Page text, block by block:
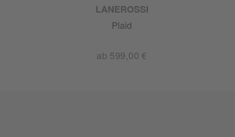
LANEROSSI
Plaid
ab 599,00 €